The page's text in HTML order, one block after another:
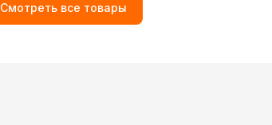
Смотреть все товары